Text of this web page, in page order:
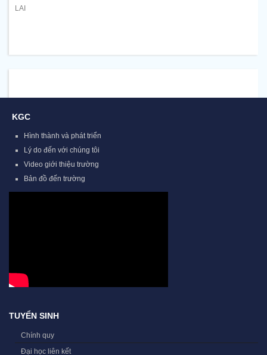
LAI
KGC
Hình thành và phát triển
Lý do đến với chúng tôi
Video giới thiệu trường
Bản đồ đến trường
TUYỂN SINH
Chính quy
Đại học liên kết